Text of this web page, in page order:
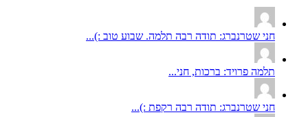
חני שטרנברג: תודה רבה תלמה. שבוע טוב :)...
תלמה פרויד: ברכות, חני...
חני שטרנברג: תודה רבה רקפת :)...